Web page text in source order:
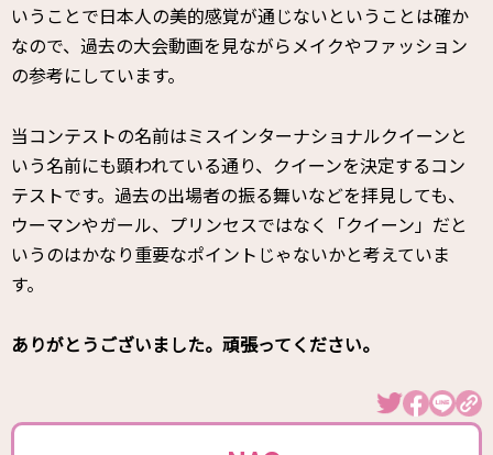
いうことで日本人の美的感覚が通じないということは確か
なので、過去の大会動画を見ながらメイクやファッション
の参考にしています。
当コンテストの名前はミスインターナショナルクイーンと
いう名前にも顕われている通り、クイーンを決定するコン
テストです。過去の出場者の振る舞いなどを拝見しても、
ウーマンやガール、プリンセスではなく「クイーン」だと
いうのはかなり重要なポイントじゃないかと考えていま
す。
――ありがとうございました。頑張ってください。